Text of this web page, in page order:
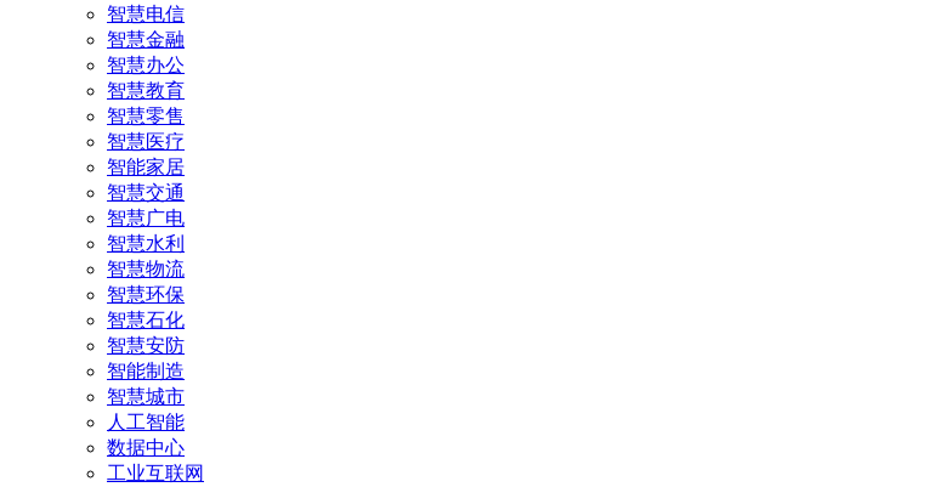
智慧电信
智慧金融
智慧办公
智慧教育
智慧零售
智慧医疗
智能家居
智慧交通
智慧广电
智慧水利
智慧物流
智慧环保
智慧石化
智慧安防
智能制造
智慧城市
人工智能
数据中心
工业互联网